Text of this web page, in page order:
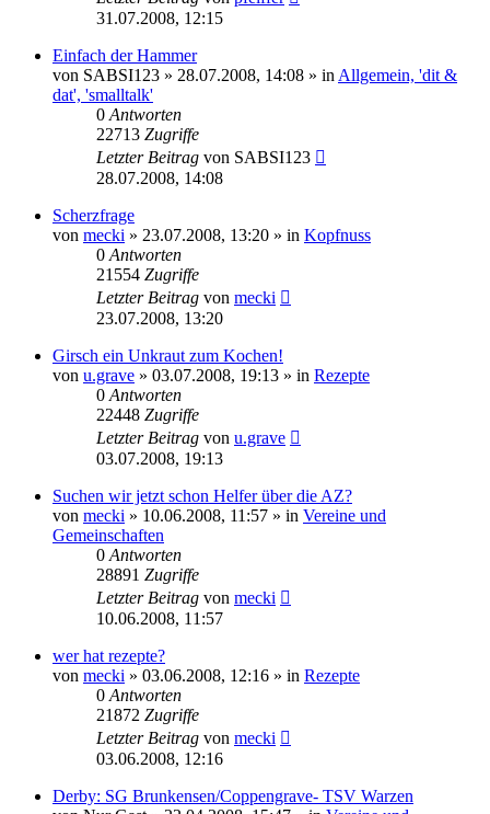
31.07.2008, 12:15
Einfach der Hammer
von SABSI123 » 28.07.2008, 14:08 » in Allgemein, 'dit &
dat', 'smalltalk'
0 Antworten
22713 Zugriffe
Letzter Beitrag von SABSI123
28.07.2008, 14:08
Scherzfrage
von mecki » 23.07.2008, 13:20 » in Kopfnuss
0 Antworten
21554 Zugriffe
Letzter Beitrag von mecki
23.07.2008, 13:20
Girsch ein Unkraut zum Kochen!
von u.grave » 03.07.2008, 19:13 » in Rezepte
0 Antworten
22448 Zugriffe
Letzter Beitrag von u.grave
03.07.2008, 19:13
Suchen wir jetzt schon Helfer über die AZ?
von mecki » 10.06.2008, 11:57 » in Vereine und
Gemeinschaften
0 Antworten
28891 Zugriffe
Letzter Beitrag von mecki
10.06.2008, 11:57
wer hat rezepte?
von mecki » 03.06.2008, 12:16 » in Rezepte
0 Antworten
21872 Zugriffe
Letzter Beitrag von mecki
03.06.2008, 12:16
Derby: SG Brunkensen/Coppengrave- TSV Warzen